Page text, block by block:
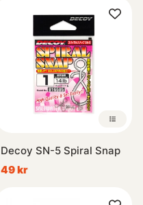
Decoy SN-5 Spiral Snap
49 kr